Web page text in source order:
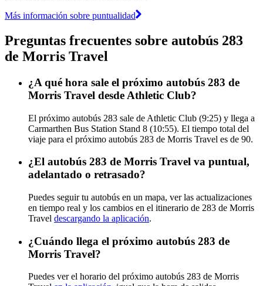
Más información sobre puntualidad
Preguntas frecuentes sobre autobús 283
de Morris Travel
¿A qué hora sale el próximo autobús 283 de
Morris Travel desde Athletic Club?
El próximo autobús 283 sale de Athletic Club (9:25) y llega a
Carmarthen Bus Station Stand 8 (10:55). El tiempo total del
viaje para el próximo autobús 283 de Morris Travel es de 90.
¿El autobús 283 de Morris Travel va puntual,
adelantado o retrasado?
Puedes seguir tu autobús en un mapa, ver las actualizaciones
en tiempo real y los cambios en el itinerario de 283 de Morris
Travel descargando la aplicación.
¿Cuándo llega el próximo autobús 283 de
Morris Travel?
Puedes ver el horario del próximo autobús 283 de Morris